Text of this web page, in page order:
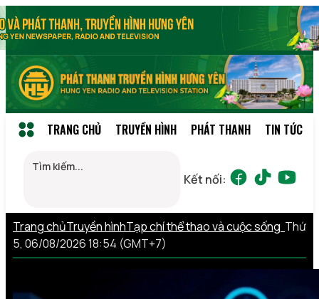
TRANG CHỦ TRUYỀN HÌNH PHÁT THANH TIN TỨC
Kết nối:
Trang chủTruyền hìnhTạp chí thể thao và cuộc sống Thứ
5, 06/08/2026 18:54 (GMT+7)